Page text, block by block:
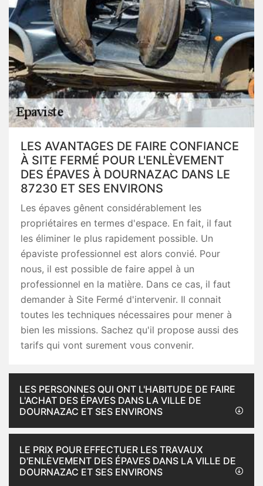
LES AVANTAGES DE FAIRE CONFIANCE
À SITE FERMÉ POUR L'ENLÈVEMENT
DES ÉPAVES À DOURNAZAC DANS LE
87230 ET SES ENVIRONS
Les épaves gênent considérablement les
propriétaires en termes d'espace. En fait, il faut
les éliminer le plus rapidement possible. Un
épaviste professionnel est alors convié. Pour
nous, il est possible de faire appel à un
professionnel en la matière. Dans ce cas, il faut
demander à Site Fermé d'intervenir. Il connait
toutes les techniques nécessaires pour mener à
bien les missions. Sachez qu'il propose aussi des
tarifs qui vont surement vous convenir.
LES PERSONNES QUI ONT L'HABITUDE DE FAIRE
L'ACHAT DES ÉPAVES DANS LA VILLE DE
DOURNAZAC ET SES ENVIRONS
LE PRIX POUR EFFECTUER LES TRAVAUX
D'ENLÈVEMENT DES ÉPAVES DANS LA VILLE DE
DOURNAZAC ET SES ENVIRONS